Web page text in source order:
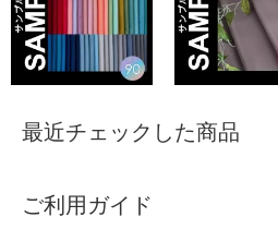
最近チェックした商品
ご利用ガイド